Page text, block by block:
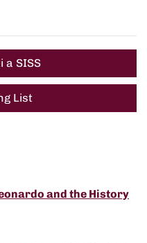
a SISS
List
and the History